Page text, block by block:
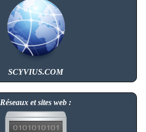
SCYVIUS.COM
Réseaux et sites web :